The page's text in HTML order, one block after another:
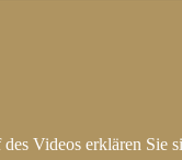
Videos erklären Sie